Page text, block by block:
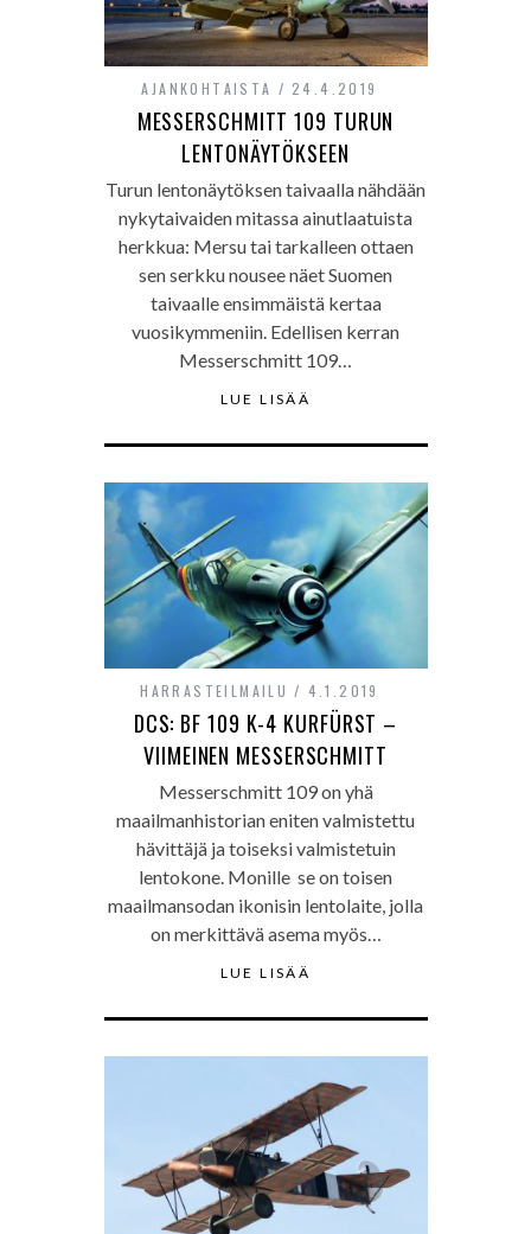
AJANKOHTAISTA 24.4.2019
MESSERSCHMITT 109 TURUN
LENTONÄYTÖKSEEN
Turun lentonäytöksen taivaalla nähdään
nykytaivaiden mitassa ainutlaatuista
herkkua: Mersu tai tarkalleen ottaen
sen serkku nousee näet Suomen
taivaalle ensimmäistä kertaa
vuosikymmeniin. Edellisen kerran
Messerschmitt 109…
LUE LISÄÄ
HARRASTEILMAILU 4.1.2019
DCS: BF 109 K-4 KURFÜRST –
VIIMEINEN MESSERSCHMITT
Messerschmitt 109 on yhä
maailmanhistorian eniten valmistettu
hävittäjä ja toiseksi valmistetuin
lentokone. Monille se on toisen
maailmansodan ikonisin lentolaite, jolla
on merkittävä asema myös…
LUE LISÄÄ